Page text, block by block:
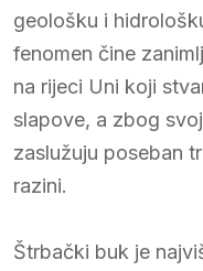
geološku i
fenomen čine
na rijeci Uni koji
slapove, a zbog
zaslužuju poseban
razini.
Štrbački buk je